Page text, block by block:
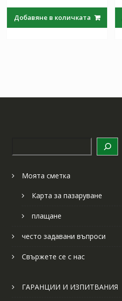
97.97 лв..57.64 лв..
Добавяне в количката
Моята сметка
Карта за пазаруване
плащане
често задавани въпроси
Свържете се с нас
ГАРАНЦИИ И ИЗПИТВАНИЯ